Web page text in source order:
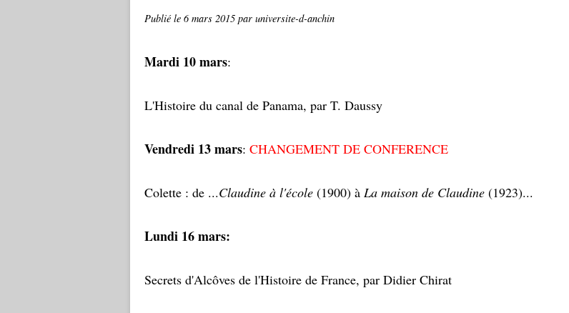
Publié le 6 mars 2015 par universite-d-anchin
Mardi 10 mars:
L'Histoire du canal de Panama, par T. Daussy
Vendredi 13 mars: CHANGEMENT DE CONFERENCE
Colette : de ...Claudine à l'école (1900) à La maison de Claudine (1923)...
Lundi 16 mars:
Secrets d'Alcôves de l'Histoire de France, par Didier Chirat